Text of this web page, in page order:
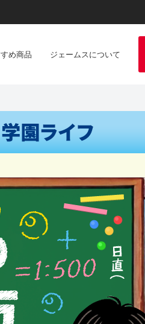
め商品 ジェームスについて